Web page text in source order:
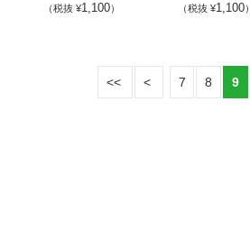
（税抜 ¥1,100） （税抜 ¥1,100）
7
8 9